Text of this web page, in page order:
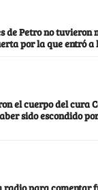
de Petro no tuvieron
por la que entró a
el cuerpo del cura
sido escondido
radio para comentar